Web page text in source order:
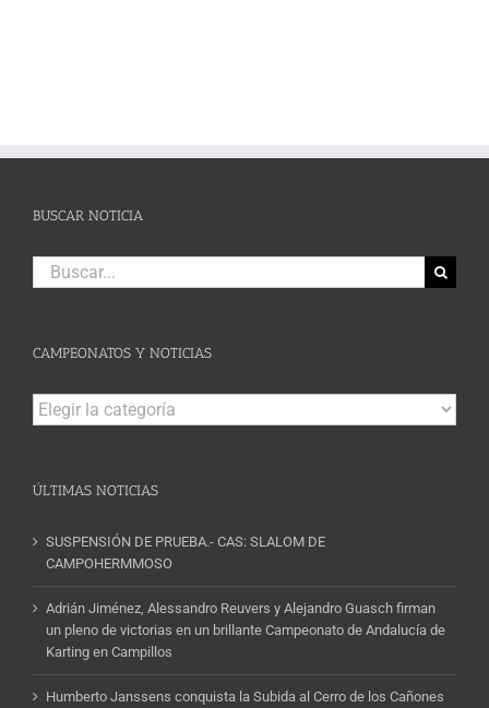
BUSCAR NOTICIA
Buscar:
CAMPEONATOS Y NOTICIAS
Campeonatos
y
ÚLTIMAS NOTICIAS
SUSPENSIÓN DE PRUEBA.- CAS: SLALOM DE
CAMPOHERMMOSO
Adrián Jiménez, Alessandro Reuvers y Alejandro Guasch firman
un pleno de victorias en un brillante Campeonato de Andalucía de
Karting en Campillos
Humberto Janssens conquista la Subida al Cerro de los Cañones